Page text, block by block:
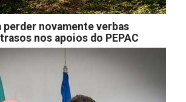
perder novamente verbas
nos apoios do PEPAC